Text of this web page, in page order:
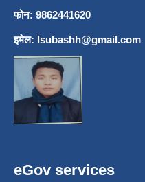
फोन: 9862441620
इमेल: lsubashh@gmail.com
eGov services